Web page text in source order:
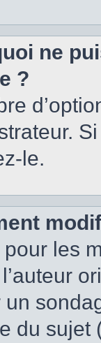
ne
?
le.
les
un
du sujet